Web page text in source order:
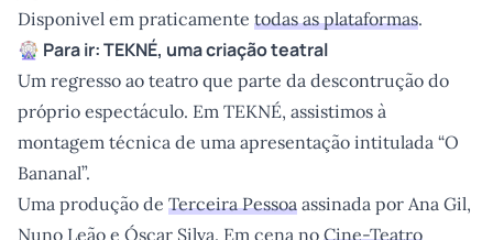
Disponivel em praticamente todas as plataformas.
🎡 Para ir:TEKNÉ, uma criação teatral
Um regresso ao teatro que parte da descontrução do
próprio espectáculo. Em TEKNÉ, assistimos à
montagem técnica de uma apresentação intitulada “O
Bananal”.
Uma produção de Terceira Pessoa assinada por Ana Gil,
Nuno Leão e Óscar Silva. Em cena no Cine-Teatro